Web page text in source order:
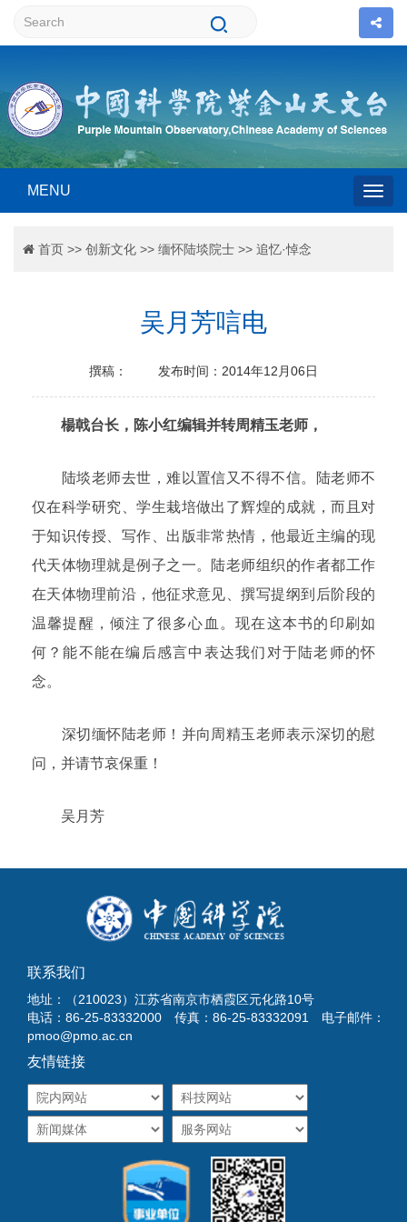
MENU
首页 >> 创新文化 >> 缅怀陆埮院士 >> 追忆·悼念
吴月芳唁电
撰稿： 发布时间：2014年12月06日
楊戟台长，陈小红编辑并转周精玉老师，
陆埮老师去世，难以置信又不得不信。陆老师不
仅在科学研究、学生栽培做出了辉煌的成就，而且对
于知识传授、写作、出版非常热情，他最近主编的现
代天体物理就是例子之一。陆老师组织的作者都工作
在天体物理前沿，他征求意见、撰写提纲到后阶段的
温馨提醒，倾注了很多心血。现在这本书的印刷如
何？能不能在编后感言中表达我们对于陆老师的怀
念。
深切缅怀陆老师！并向周精玉老师表示深切的慰
问，并请节哀保重！
吴月芳
联系我们
地址：（210023）江苏省南京市栖霞区元化路10号
电话：86-25-83332000 传真：86-25-83332091 电子邮件：
pmoo@pmo.ac.cn
友情链接